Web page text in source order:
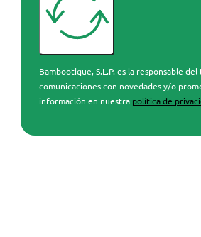
Bambootique, S.L.P. es la responsable
comunicaciones con novedades y/o
información en nuestra política de